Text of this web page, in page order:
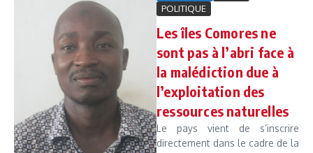
POLITIQUE
Les îles Comores ne
sont pas à l’abri face à
la malédiction due à
l’exploitation des
ressources naturelles
Le pays vient de s’inscrire
directement dans le cadre de la